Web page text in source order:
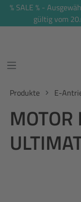
springen
% SALE % -
gültig vom
Produkte E-
MOTOR